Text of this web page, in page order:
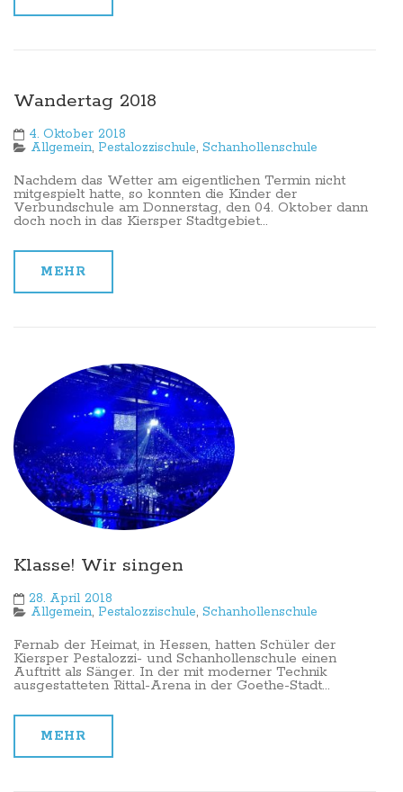
Wandertag 2018
4. Oktober 2018
Allgemein, Pestalozzischule, Schanhollenschule
Nachdem das Wetter am eigentlichen Termin nicht
mitgespielt hatte, so konnten die Kinder der
Verbundschule am Donnerstag, den 04. Oktober dann
doch noch in das Kiersper Stadtgebiet...
MEHR
Klasse! Wir singen
28. April 2018
Allgemein, Pestalozzischule, Schanhollenschule
Fernab der Heimat, in Hessen, hatten Schüler der
Kiersper Pestalozzi- und Schanhollenschule einen
Auftritt als Sänger. In der mit moderner Technik
ausgestatteten Rittal-Arena in der Goethe-Stadt...
MEHR